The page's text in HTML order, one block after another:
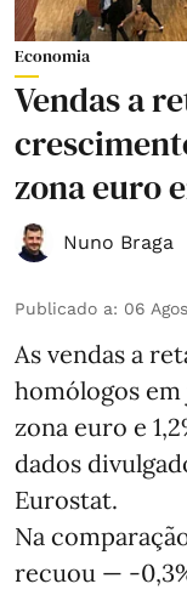
Economia
Vendas a
zona euro
Nuno Braga
Publicado a: 06
As vendas a
homólogos em
zona euro e
dados
Eurostat.
Na
recuou — -